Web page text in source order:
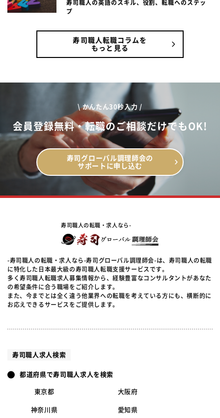
寿司職人の英語のスキル、役割、転職へのステッ
プ
寿司職人転職コラムを
もっと見る
\ かんたん30秒入力 /
会員登録無料・転職のご相談だけでもOK!
寿司グローバル調理師会の
サポートに申し込む
寿司職人の転職・求人なら-
-寿司職人の転職・求人なら-寿司グローバル調理師会-は、寿司職人の転職
に特化した日本最大級の寿司職人転職支援サービスです。
多く寿司職人転職求人募集情報から、経験豊富なコンサルタントがあなた
の希望条件に合う職場をご紹介します。
また、今までとは全く違う他業界への転職を考えている方にも、横断的に
お応えできるサービスをご提供します。
寿司職人求人検索
都道府県で寿司職人求人を検索
東京都 大阪府
神奈川県 愛知県